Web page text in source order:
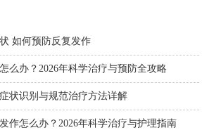
如何预防反复发作
么办？2026年科学治疗与预防全攻略
状识别与规范治疗方法详解
作怎么办？2026年科学治疗与护理指南